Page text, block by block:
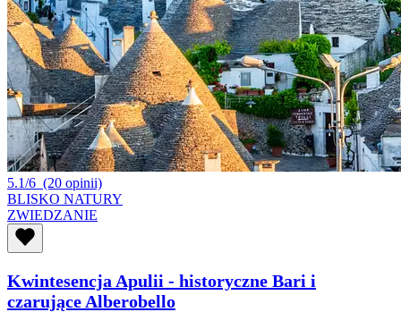
5.1/6 (20 opinii)
BLISKO NATURY
ZWIEDZANIE
Kwintesencja Apulii - historyczne Bari i
czarujące Alberobello